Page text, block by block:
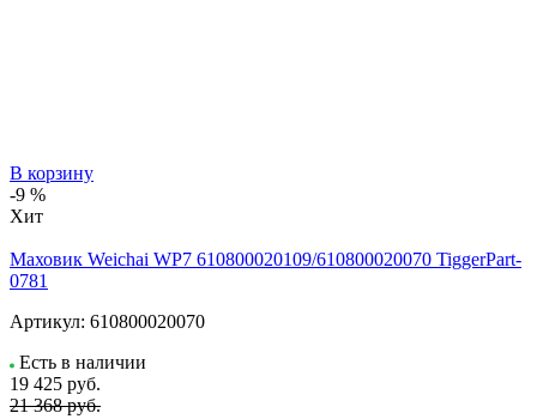
В корзину
-9 %
Хит
Маховик Weichai WP7 610800020109/610800020070 TiggerPart-
0781
Артикул: 610800020070
Есть в наличии
19 425 руб.
21 368 руб.